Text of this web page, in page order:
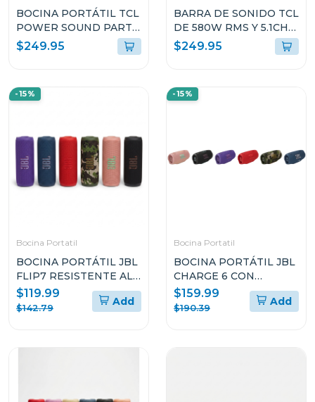
BOCINA PORTÁTIL TCL
POWER SOUND PARTY
DE 340W RMS CON
TWS Y RESISTENTE A
$249.95
BARRA DE SONIDO TCL
DE 580W RMS Y 5.1CH
CON DOLBY ATMOS
Q65
$249.95
-15%
Bocina Portatil
BOCINA PORTÁTIL JBL
FLIP7 RESISTENTE AL
AGUA Y A LAS CAÍDAS
$119.99
$142.79
Add
-15%
Bocina Portatil
BOCINA PORTÁTIL JBL
CHARGE 6 CON
BLUETOOTH
RESISTENTE AL AGUA Y
$159.99
$190.39
Add